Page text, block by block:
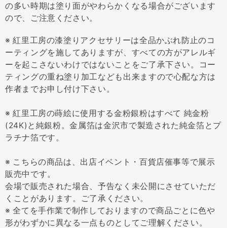
の多い時期は塗り面がやわらかくなる場合がございます
ので、ご注意ください。
※ 紅里工房の漆塗りアクセサリーは全品かぶれ防止のコ
ーティングを施してありますが、すべての方がアレルギ
ーを起こさないわけではないことをご了承下さい。コー
ティングの重ね塗り加工なども出来ますので心配な方は
作者までお申し付け下さい。
※ 紅里工房の蒔絵に使用する金粉銀粉はすべて 純金粉
(24K)と純銀粉。金属箔は金沢市で製造された純金箔とプ
ラチナ箔です。
※ こちらの商品は、出店イベント・百貨店催事等で展示
販売中です。
会場で販売された場合、予告なく未公開にさせていただ
くことがあります。ご了承ください。
※ 全てを手作業で制作しておりますので商品ごとに色や
形がわずかに異なる一点ものとしてご理解ください。